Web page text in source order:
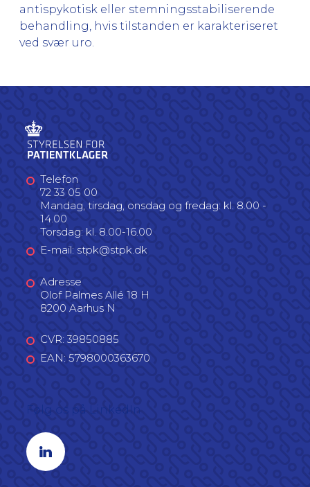
antispykotisk eller stemningsstabiliserende
behandling, hvis tilstanden er karakteriseret
ved svær uro.
Telefon
72 33 05 00
Mandag, tirsdag, onsdag og fredag: kl. 8.00 -
14.00
Torsdag: kl. 8.00-16.00
E-mail: stpk@stpk.dk
Adresse
Olof Palmes Allé 18 H
8200 Aarhus N
CVR: 39850885
EAN: 5798000363670
Linkedin profil